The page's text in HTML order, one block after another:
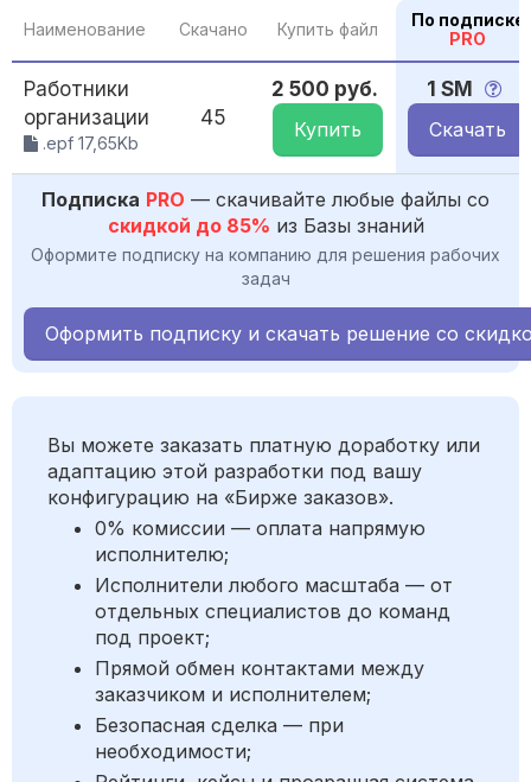
Наименование Скачано Купить файл
По подписке
PRO
Работники
организации
.epf 17,65Kb
45
2 500 руб.
Купить
1 SM
Скачать
Подписка PRO — скачивайте любые файлы со
скидкой до 85% из Базы знаний
Оформите подписку на компанию для решения рабочих
задач
Оформить подписку и скачать решение со
Вы можете заказать платную доработку или
адаптацию этой разработки под вашу
конфигурацию на «Бирже заказов».
0% комиссии — оплата напрямую
исполнителю;
Исполнители любого масштаба — от
отдельных специалистов до команд
под проект;
Прямой обмен контактами между
заказчиком и исполнителем;
Безопасная сделка — при
необходимости;